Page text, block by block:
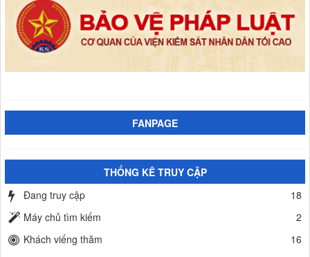
FANPAGE
THỐNG KÊ TRUY CẬP
Đang truy cập
18
Máy chủ tìm kiếm
2
Khách viếng thăm
16